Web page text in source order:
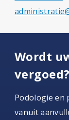
Wordt
vergoed?
Podologie en
vanuit